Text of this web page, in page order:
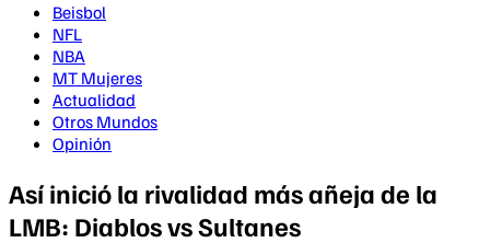
Beisbol
NFL
NBA
MT Mujeres
Actualidad
Otros Mundos
Opinión
Así inició la rivalidad más añeja de la
LMB: Diablos vs Sultanes